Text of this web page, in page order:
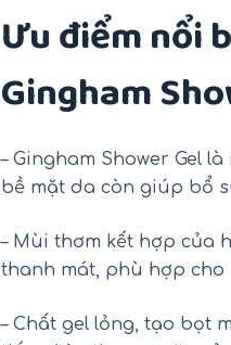
Ưu điểm nổi
Gingham
– Gingham Shower Gel
bề mặt da còn giúp bổ
– Mùi thơm kết hợp của
thanh mát, phù hợp
– Chất gel lỏng, tạo bọt